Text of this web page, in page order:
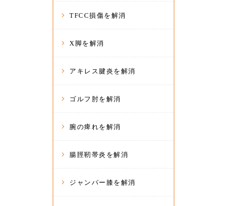
TFCC損傷を解消
X脚を解消
アキレス腱炎を解消
ゴルフ肘を解消
腕の痺れを解消
腸脛靭帯炎を解消
ジャンパー膝を解消